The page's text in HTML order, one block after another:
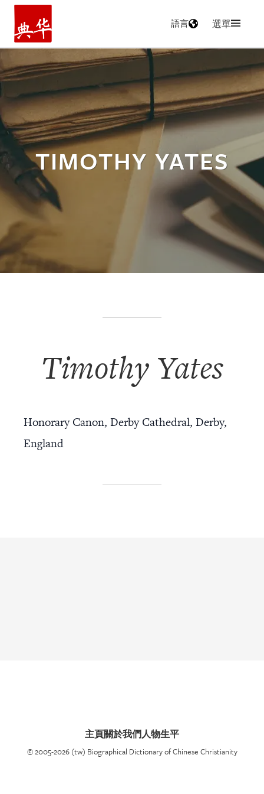
主頁
語言 選單
TIMOTHY YATES
Timothy Yates
Honorary Canon, Derby Cathedral, Derby,
England
主頁關於我們人物生平
© 2005-2026 (tw) Biographical Dictionary of Chinese Christianity